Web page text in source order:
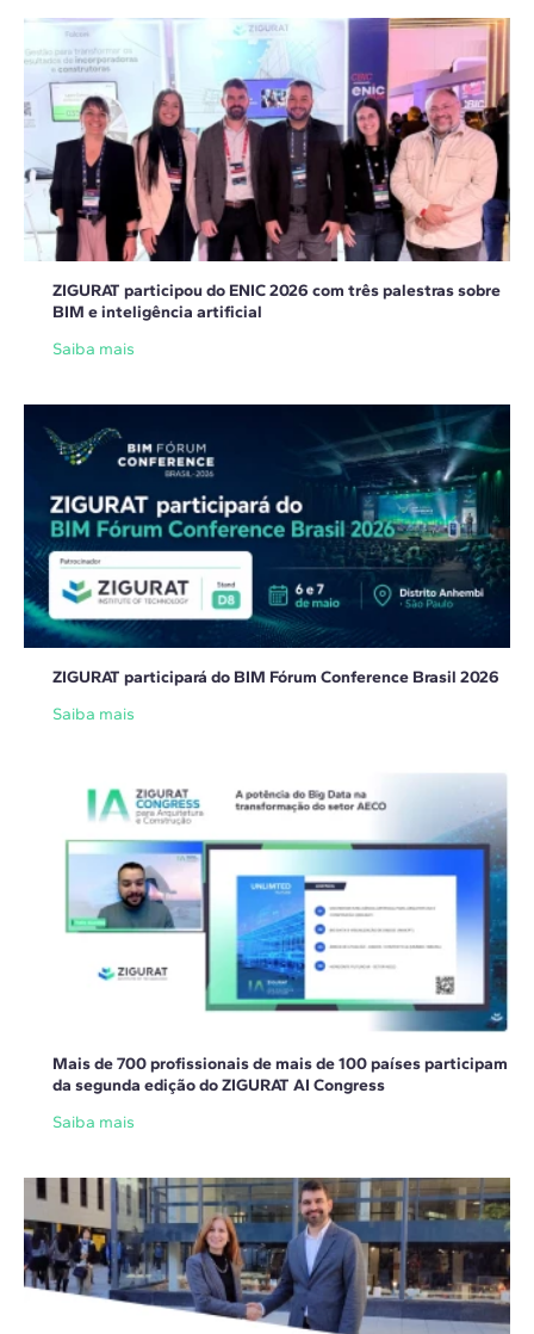
ZIGURAT participou do ENIC 2026 com três palestras sobre
BIM e inteligência artificial
Saiba mais
ZIGURAT participará do BIM Fórum Conference Brasil 2026
Saiba mais
Mais de 700 profissionais de mais de 100 países participam
da segunda edição do ZIGURAT AI Congress
Saiba mais